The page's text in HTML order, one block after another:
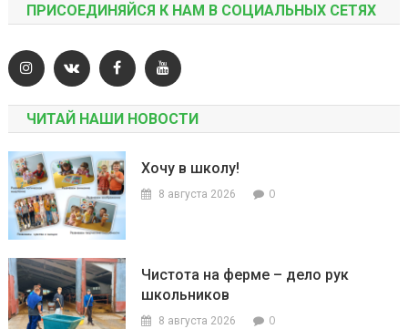
ПРИСОЕДИНЯЙСЯ К НАМ В СОЦИАЛЬНЫХ СЕТЯХ
ЧИТАЙ НАШИ НОВОСТИ
Хочу в школу!
8 августа 2026 0
Чистота на ферме – дело рук
школьников
8 августа 2026 0